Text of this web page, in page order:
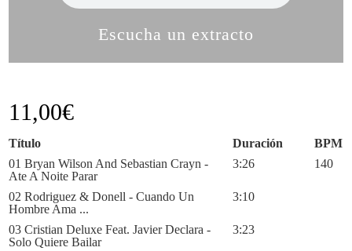
Escucha un extracto
11,00€
Título Duración
BPM
01 Bryan Wilson And Sebastian Crayn -
Ate A Noite Parar
3:26 140
02 Rodriguez & Donell - Cuando Un
Hombre Ama ...
3:10
03 Cristian Deluxe Feat. Javier Declara -
Solo Quiere Bailar
3:23